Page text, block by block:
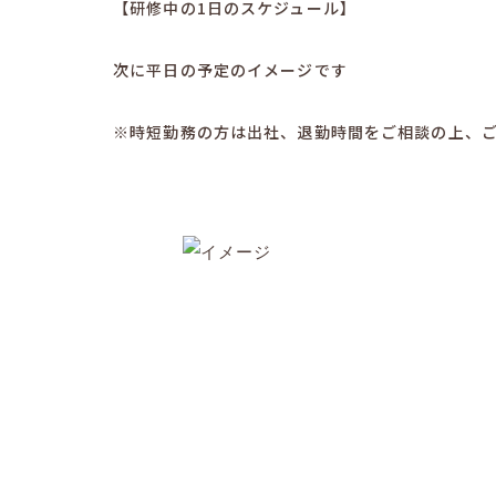
【研修中の1日のスケジュール】
次に平日の予定のイメージです
※時短勤務の方は出社、退勤時間をご相談の上、ご